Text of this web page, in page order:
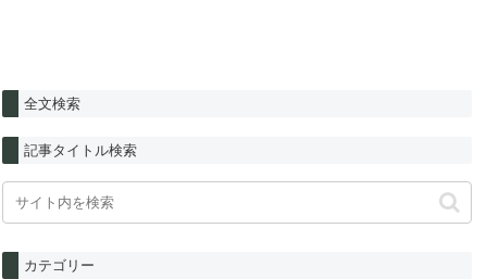
全文検索
記事タイトル検索
カテゴリー